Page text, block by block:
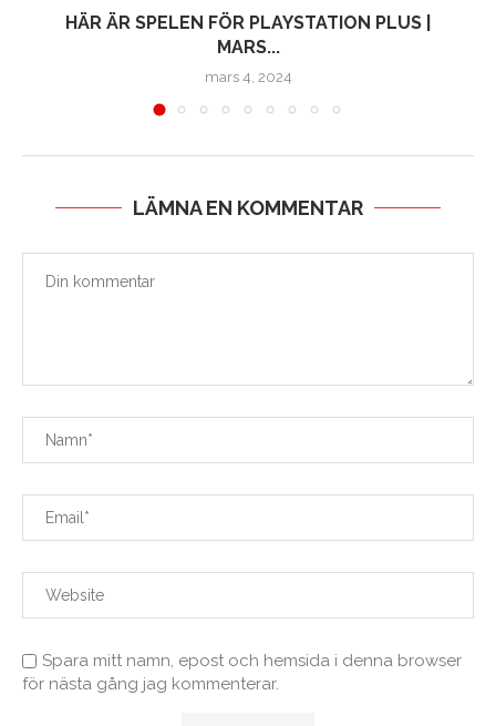
HÄR ÄR SPELEN FÖR PLAYSTATION PLUS |
MARS...
mars 4, 2024
LÄMNA EN KOMMENTAR
Spara mitt namn, epost och hemsida i denna browser
för nästa gång jag kommenterar.